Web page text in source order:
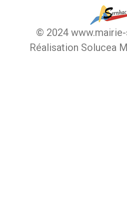
© 2024
Réalisation Solucea